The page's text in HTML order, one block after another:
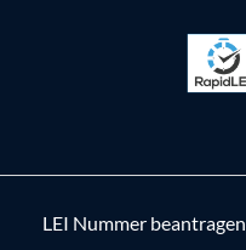
LEI Nummer beantragen